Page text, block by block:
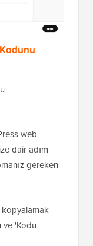
web
dair adım
gereken
ve 'Kodu